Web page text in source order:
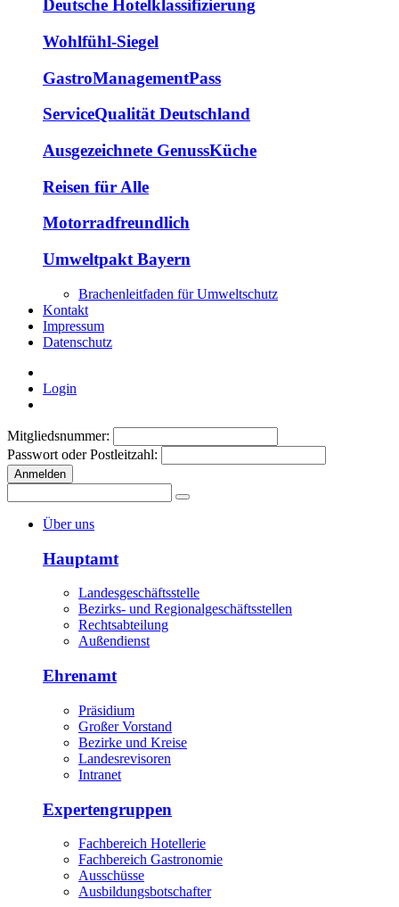
Deutsche Hotelklassifizierung
Wohlfühl-Siegel
GastroManagementPass
ServiceQualität Deutschland
Ausgezeichnete GenussKüche
Reisen für Alle
Motorradfreundlich
Umweltpakt Bayern
Brachenleitfaden für Umweltschutz
Kontakt
Impressum
Datenschutz
Login
Mitgliedsnummer:
Passwort oder Postleitzahl:
Anmelden
Über uns
Hauptamt
Landesgeschäftsstelle
Bezirks- und Regionalgeschäftsstellen
Rechtsabteilung
Außendienst
Ehrenamt
Präsidium
Großer Vorstand
Bezirke und Kreise
Landesrevisoren
Intranet
Expertengruppen
Fachbereich Hotellerie
Fachbereich Gastronomie
Ausschüsse
Ausbildungsbotschafter